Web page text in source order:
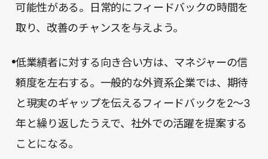
可能性がある。日常的にフィードバックの時間を
取り、改善のチャンスを与えよう。
低業績者に対する向き合い方は、マネジャーの信
頼度を左右する。一般的な外資系企業では、期待
と現実のギャップを伝えるフィードバックを2～3
年と繰り返したうえで、社外での活躍を提案する
ことになる。